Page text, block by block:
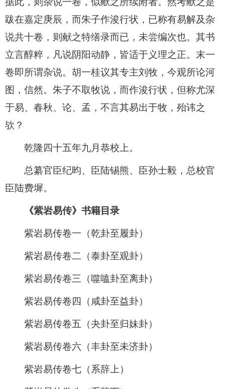
跋在嘉定庚辰，而朱子作浚行状，已称有易解及杂
说共十卷，则献之特缮录而已，未尝编次也。其书
立言醇粹，凡说阴阳动静，皆适于义理之正。末一
卷即所谓杂说。胡一桂议其专主刘牧，今观所论河
图，信然。朱子不取牧说，而作浚行状，但称尤深
于易、春秋、论、孟，不言其易出于牧，殆讳之
欤？
乾隆四十五年九月恭校上。
总纂官臣纪昀、臣陆锡熊、臣孙士毅，总校官
臣陆费墀。
《紫岩易传》书籍目录
紫岩易传卷一（乾卦至履卦）
紫岩易传卷二（泰卦至观卦）
紫岩易传卷三（噬嗑卦至离卦）
紫岩易传卷四（咸卦至益卦）
紫岩易传卷五（夬卦至归妹卦）
紫岩易传卷六（丰卦至未济卦）
紫岩易传卷七（系辞上）